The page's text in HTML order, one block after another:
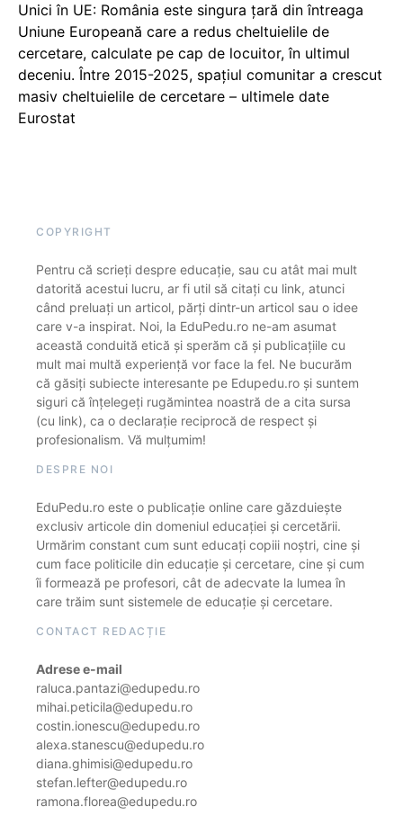
Unici în UE: România este singura țară din întreaga
Uniune Europeană care a redus cheltuielile de
cercetare, calculate pe cap de locuitor, în ultimul
deceniu. Între 2015-2025, spațiul comunitar a crescut
masiv cheltuielile de cercetare – ultimele date
Eurostat
COPYRIGHT
Pentru că scrieți despre educație, sau cu atât mai mult
datorită acestui lucru, ar fi util să citați cu link, atunci
când preluați un articol, părți dintr-un articol sau o idee
care v-a inspirat. Noi, la EduPedu.ro ne-am asumat
această conduită etică și sperăm că și publicațiile cu
mult mai multă experiență vor face la fel. Ne bucurăm
că găsiți subiecte interesante pe Edupedu.ro și suntem
siguri că înțelegeți rugămintea noastră de a cita sursa
(cu link), ca o declarație reciprocă de respect și
profesionalism. Vă mulțumim!
DESPRE NOI
EduPedu.ro este o publicație online care găzduiește
exclusiv articole din domeniul educației și cercetării.
Urmărim constant cum sunt educați copiii noștri, cine și
cum face politicile din educație și cercetare, cine și cum
îi formează pe profesori, cât de adecvate la lumea în
care trăim sunt sistemele de educație și cercetare.
CONTACT REDACȚIE
Adrese e-mail
raluca.pantazi@edupedu.ro
mihai.peticila@edupedu.ro
costin.ionescu@edupedu.ro
alexa.stanescu@edupedu.ro
diana.ghimisi@edupedu.ro
stefan.lefter@edupedu.ro
ramona.florea@edupedu.ro